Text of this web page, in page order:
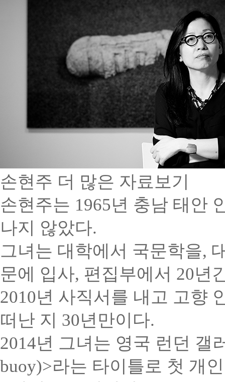
손현주 더 많은 자료보기
손현주는 1965년 충남 태안
나지 않았다.
그녀는 대학에서 국문학을,
문에 입사, 편집부에서 20년
2010년 사직서를 내고 고향
떠난 지 30년만이다.
2014년 그녀는 영국 런던 갤
buoy)>라는 타이틀로 첫 개